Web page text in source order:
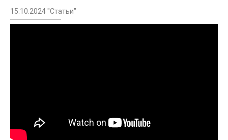
15.10.2024 "Статьи"